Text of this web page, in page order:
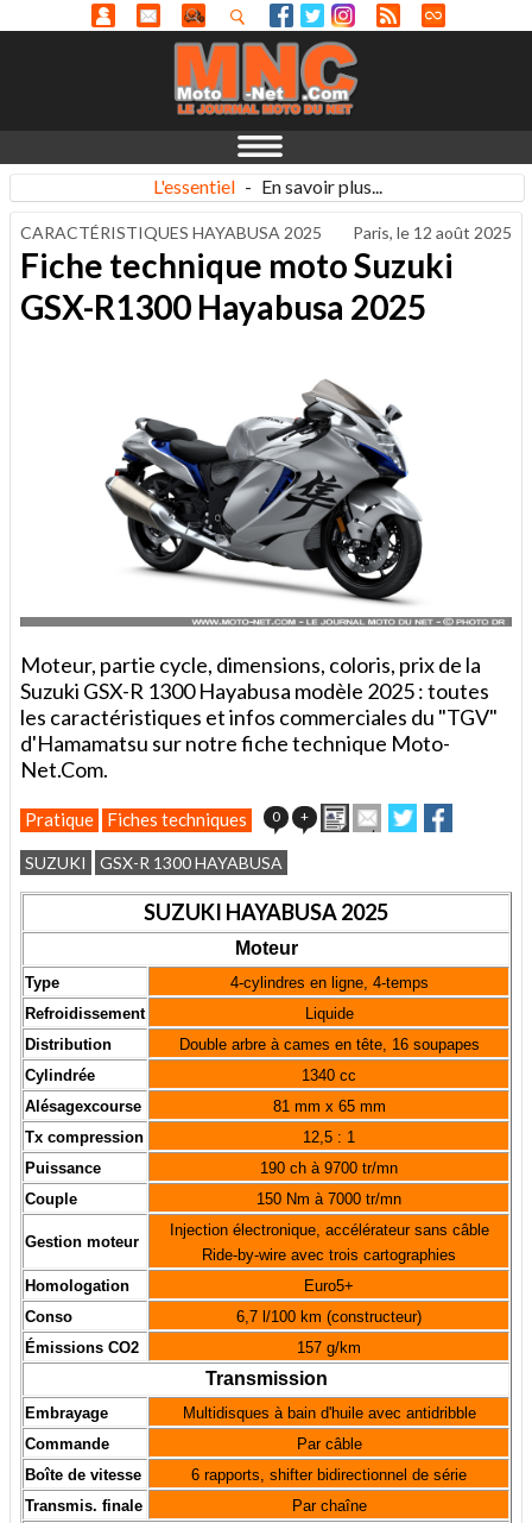
L'essentiel - En savoir plus...
CARACTÉRISTIQUES HAYABUSA 2025 Paris, le 12 août 2025
Fiche technique moto Suzuki
GSX-R1300 Hayabusa 2025
Moteur, partie cycle, dimensions, coloris, prix de la
Suzuki GSX-R 1300 Hayabusa modèle 2025 : toutes
les caractéristiques et infos commerciales du "TGV"
d'Hamamatsu sur notre fiche technique Moto-
Net.Com.
Pratique Fiches techniques 0 + ImprimerEnvoyer
cet
un
ami
Partager
sur
sur
SUZUKI GSX-R 1300 HAYABUSA
SUZUKI HAYABUSA 2025
Moteur
Type
4-cylindres en ligne, 4-temps
Refroidissement
Liquide
Distribution
Double arbre à cames en tête, 16 soupapes
Cylindrée
1340 cc
Alésagexcourse
81 mm x 65 mm
Tx compression
12,5 : 1
Puissance
190 ch à 9700 tr/mn
Couple
150 Nm à 7000 tr/mn
Gestion moteur
Injection électronique, accélérateur sans câble
Ride-by-wire avec trois cartographies
Homologation
Euro5+
Conso
6,7 l/100 km (constructeur)
Émissions CO2
157 g/km
Transmission
Embrayage
Multidisques à bain d'huile avec antidribble
Commande
Par câble
Boîte de vitesse
6 rapports, shifter bidirectionnel de série
Transmis. finale
Par chaîne